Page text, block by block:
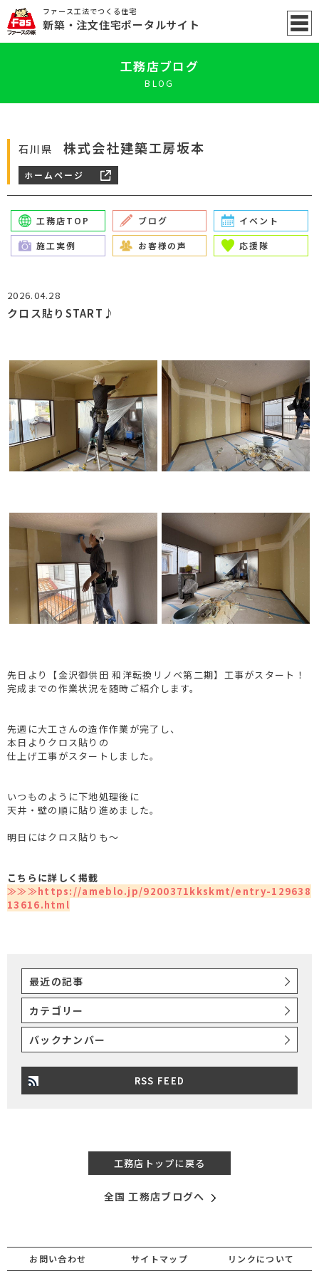
ファース工法でつくる住宅
新築 ・注文住宅ポータルサイト
工務店ブログ
BLOG
石川県 株式会社建築工房坂本
ホームページ
工務店TOP ブログ イベント
施工実例 お客様の声 応援隊
2026.04.28
クロス貼りSTART♪
先日より【金沢御供田 和洋転換リノベ第二期】工事がスタート！
完成までの作業状況を随時ご紹介します。
先週に大工さんの造作作業が完了し、
本日よりクロス貼りの
仕上げ工事がスタートしました。
いつものように下地処理後に
天井・壁の順に貼り進めました。
明日にはクロス貼りも～
こちらに詳しく掲載
≫≫≫https://ameblo.jp/9200371kkskmt/entry-129638
13616.html
最近の記事
カテゴリー
バックナンバー
RSS FEED
工務店トップに戻る
全国 工務店ブログへ
お問い合わせ サイトマップ リンクについて